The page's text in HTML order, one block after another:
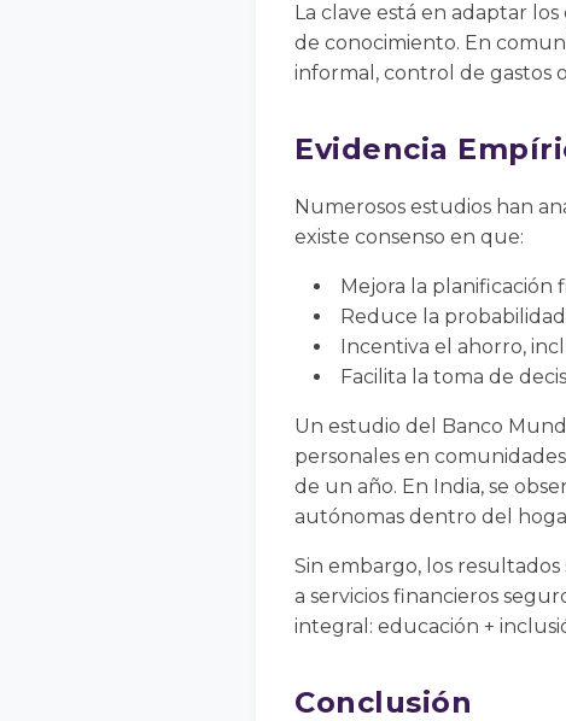
La clave está en adaptar
de conocimiento. En
informal, control de gastos
Evidencia
Numerosos estudios han
existe consenso en que:
Mejora la planificación
Reduce la
Incentiva el ahorro,
Facilita la toma de
Un estudio del Banco
personales en
de un año. En India, se
autónomas dentro del
Sin embargo, los
a servicios financieros
integral: educación +
Conclusión